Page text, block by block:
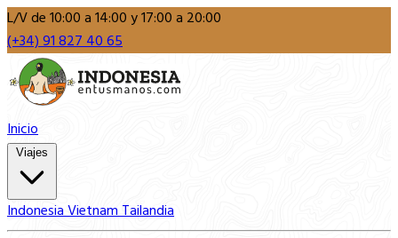
L/V de 10:00 a 14:00 y 17:00 a 20:00
(+34) 91 827 40 65
Inicio
IndonesiaVietnamTailandia